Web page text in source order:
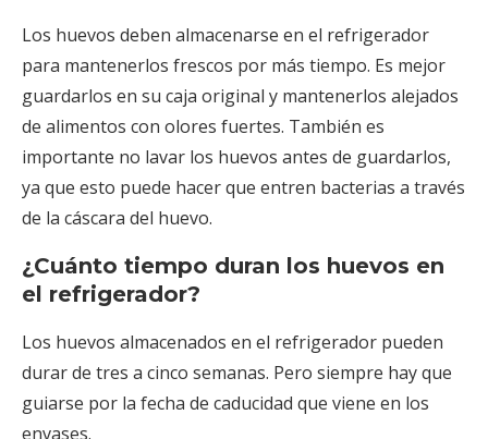
Los huevos deben almacenarse en el refrigerador
para mantenerlos frescos por más tiempo. Es mejor
guardarlos en su caja original y mantenerlos alejados
de alimentos con olores fuertes. También es
importante no lavar los huevos antes de guardarlos,
ya que esto puede hacer que entren bacterias a través
de la cáscara del huevo.
¿Cuánto tiempo duran los huevos en
el refrigerador?
Los huevos almacenados en el refrigerador pueden
durar de tres a cinco semanas. Pero siempre hay que
guiarse por la fecha de caducidad que viene en los
envases.